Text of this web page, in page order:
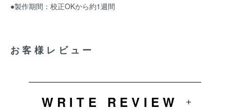
●製作期間：校正OKから約1週間
お客様レビュー
WRITE REVIEW